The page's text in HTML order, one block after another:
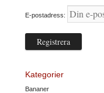
E-postadress:
Kategorier
Bananer